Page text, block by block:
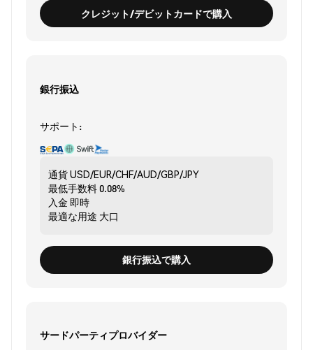
クレジット/デビットカードで購入
銀行振込
サポート:
通貨USD/EUR/CHF/AUD/GBP/JPY
最低手数料0.08%
入金 即時
最適な用途 大口
銀行振込で購入
サードパーティプロバイダー